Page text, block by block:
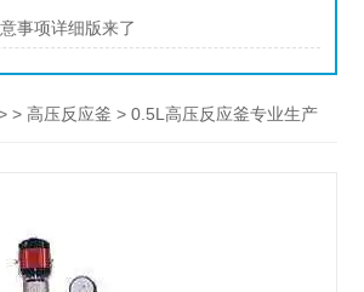
事项详细版来了
>高压反应釜 > 0.5L高压反应釜专业生产